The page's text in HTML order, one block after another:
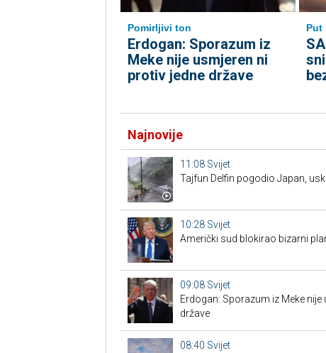
Pomirljivi ton
Erdogan: Sporazum iz
Meke nije usmjeren ni
protiv jedne države
Put
Najnovije
11:08 Svijet
Tajfun Delfin pogodio Japan,
10:28 Svijet
Američki sud blokirao bizarni
09:08 Svijet
Erdogan: Sporazum iz Meke
države
08:40 Svijet